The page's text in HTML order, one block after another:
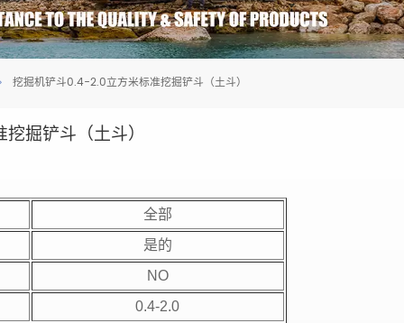
挖掘机铲斗0.4-2.0立方米标准挖掘铲斗（土斗）
掘铲斗（土斗）
全部
是的
NO
0.4-2.0